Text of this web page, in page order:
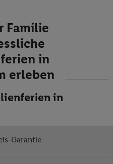
Familie
in
erleben
in
Garantie